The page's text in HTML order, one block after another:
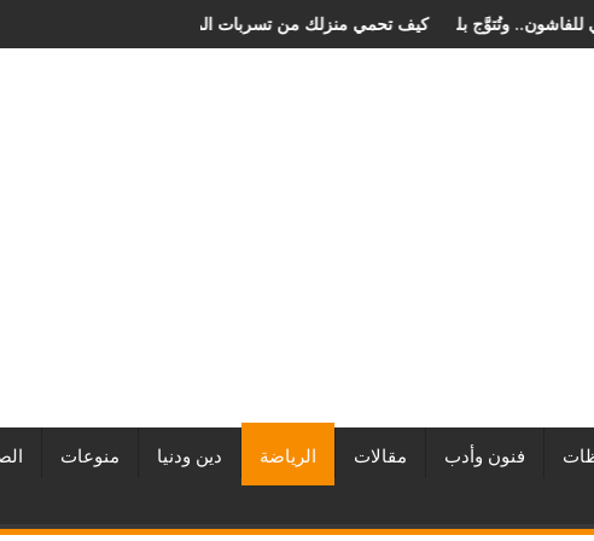
كيف تحمي منزلك من تسربات المياه
الصخرة الدولي للفاشون.. وتُتوَّج بلقب أفضل مصممة أزياء لعام 2026
فنون وأدب مقالات الرياضة دين ودنيا منوعات